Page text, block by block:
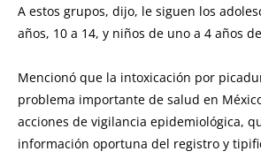
A estos grupos, dijo, le siguen los
años, 10 a 14, y niños de uno a 4 años
Mencionó que la intoxicación por
problema importante de salud en
acciones de vigilancia epidemiológica,
información oportuna del registro y